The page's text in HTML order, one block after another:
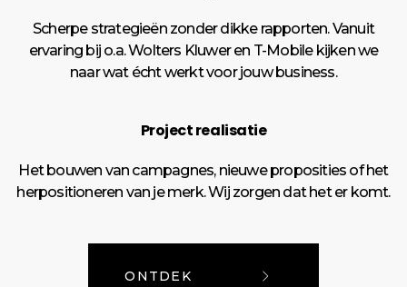
Scherpe strategieën zonder dikke rapporten. Vanuit
ervaring bij o.a. Wolters Kluwer en T-Mobile kijken we
naar wat écht werkt voor jouw business.
Project realisatie
Het bouwen van campagnes, nieuwe proposities of het
herpositioneren van je merk. Wij zorgen dat het er komt.
ONTDEK